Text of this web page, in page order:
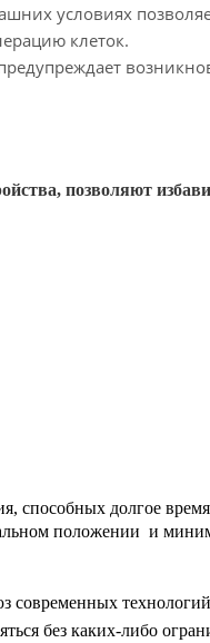
условиях
клеток.
позволяют
способных долгое
положении и
современных
без каких-либо